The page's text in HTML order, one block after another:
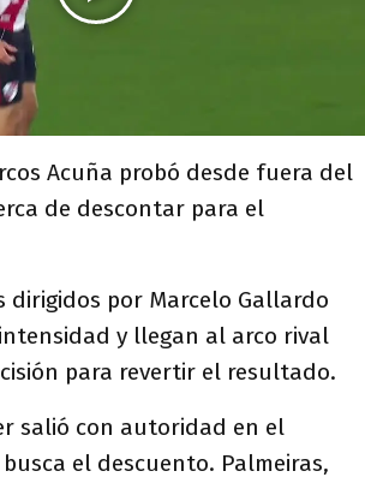
Acuña probó desde fuera del
de descontar para el
dirigidos por Marcelo Gallardo
y llegan al arco rival
para revertir el resultado.
salió con autoridad en el
el descuento. Palmeiras,